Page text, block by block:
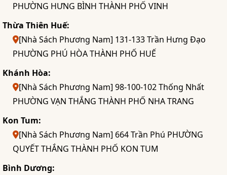
PHƯỜNG HƯNG BÌNH THÀNH PHỐ VINH
Thừa Thiên Huế:
[Nhà Sách Phương Nam] 131-133 Trần Hưng Đạo
PHƯỜNG PHÚ HÒA THÀNH PHỐ HUẾ
Khánh Hòa:
[Nhà Sách Phương Nam] 98-100-102 Thống Nhất
PHƯỜNG VẠN THẮNG THÀNH PHỐ NHA TRANG
Kon Tum:
[Nhà Sách Phương Nam] 664 Trần Phú PHƯỜNG
QUYẾT THẮNG THÀNH PHỐ KON TUM
Bình Dương: